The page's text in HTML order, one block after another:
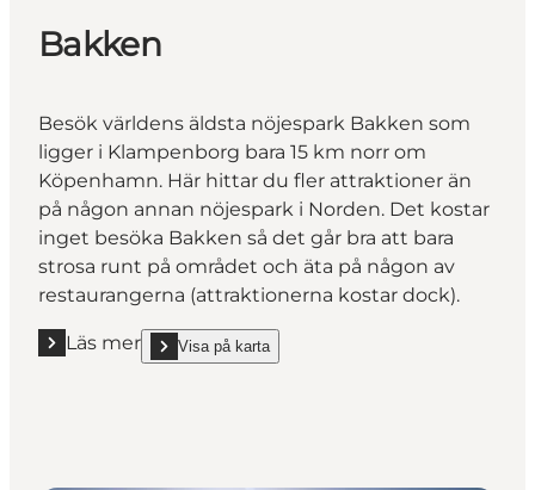
Bakken
Besök världens äldsta nöjespark Bakken som
ligger i Klampenborg bara 15 km norr om
Köpenhamn. Här hittar du fler attraktioner än
på någon annan nöjespark i Norden. Det kostar
inget besöka Bakken så det går bra att bara
strosa runt på området och äta på någon av
restaurangerna (attraktionerna kostar dock).
Läs mer
Läs mer "Bakken"Visa på karta
show Bakken on_map